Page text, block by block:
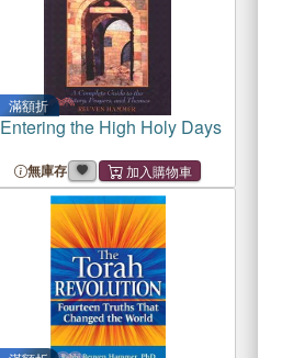
滿額折
Entering the High Holy Days
無庫存